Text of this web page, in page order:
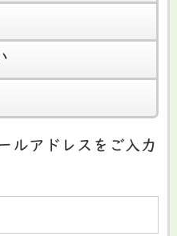
ルアドレスをご入力